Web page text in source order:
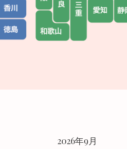
2026年9月